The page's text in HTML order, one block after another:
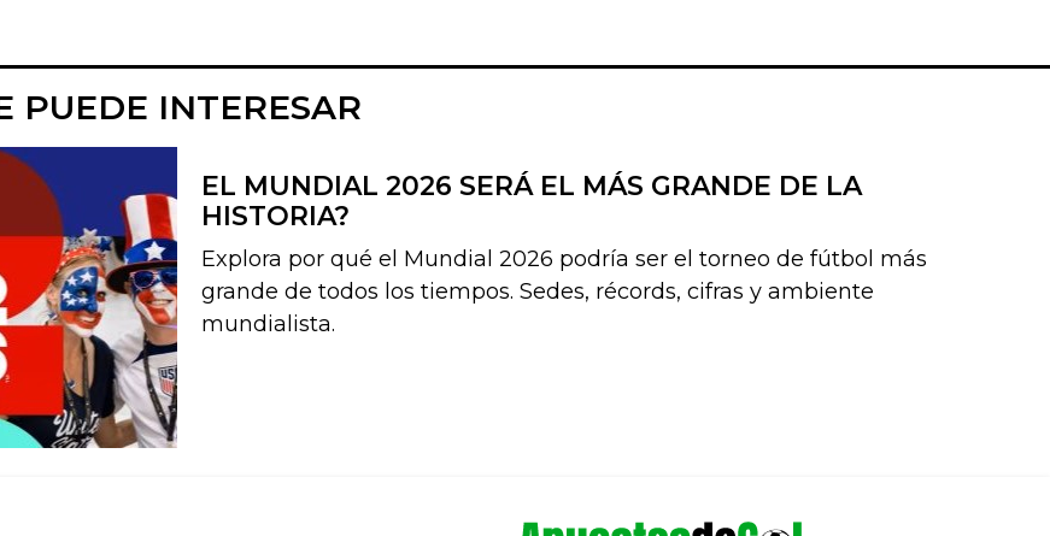
PUEDE INTERESAR
EL MUNDIAL 2026 SERÁ EL MÁS GRANDE DE LA
HISTORIA?
Explora por qué el Mundial 2026 podría ser el torneo de fútbol más
grande de todos los tiempos. Sedes, récords, cifras y ambiente
mundialista.